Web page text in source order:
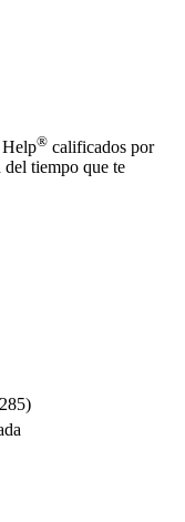
Help® calificados por
del tiempo que te